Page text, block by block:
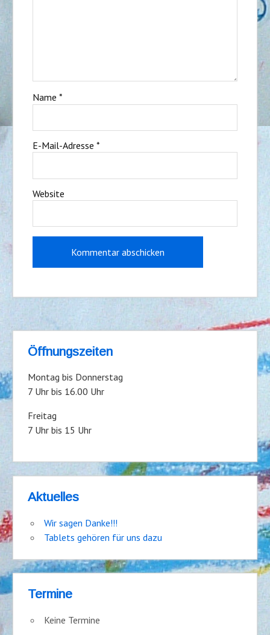
Name *
E-Mail-Adresse *
Website
Öffnungszeiten
Montag bis Donnerstag
7 Uhr bis 16.00 Uhr
Freitag
7 Uhr bis 15 Uhr
Aktuelles
Wir sagen Danke!!!
Tablets gehören für uns dazu
Termine
Keine Termine